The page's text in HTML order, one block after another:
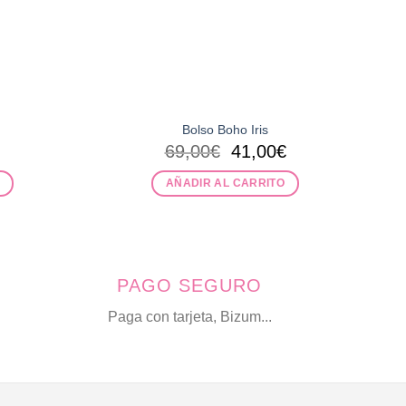
Bolso Boho Iris
69,00€ El
precio
original
41,00€El
precio
actual
AÑADIR AL CARRITO
PAGO SEGURO
Paga con tarjeta, Bizum...